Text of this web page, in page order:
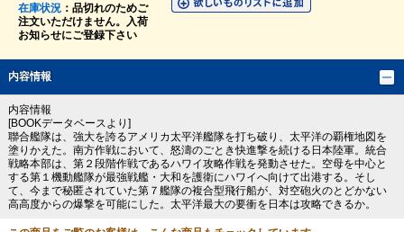
在庫状況：品切れのためご
注文いただけません。入荷
お知らせにご登録下さい
内容情報
内容情報
[BOOKデータベースより]
聯合艦隊は、強大を誇るアメリカ太平洋艦隊を打ち破り、太平洋の覇権地図を
塗りかえた。南方作戦において、怒濤のごとき快進撃を続ける日本陸軍。統合
戦略本部は、第２段階作戦であるハワイ攻略作戦を発動させた。空母を中心と
する第１機動艦隊が最強戦艦・大和を護衛にハワイへ向けて出港する。そし
て、今まで秘匿されていた第７艦隊の複合型飛行船が、対空砲火のとどかない
高高度からの爆撃を可能にした。太平洋最大の要衝を日本は攻略できるか。